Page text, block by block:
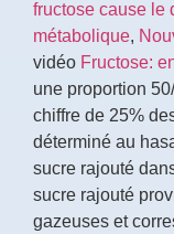
fructose cause le
métabolique,
vidéo Fructose:
une proportion
chiffre de 25%
déterminé au
sucre rajouté
sucre rajouté
gazeuses et